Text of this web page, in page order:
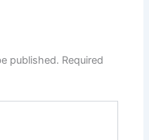
published. Required